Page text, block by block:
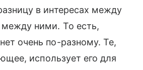
в интересах между
ними. То есть,
очень по-разному. Те,
использует его для